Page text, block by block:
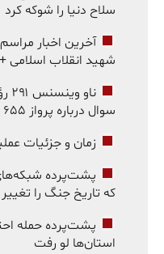
سلاح دنیا را شوکه کرد
آخرین اخبار
شهید انقلاب
سوال درباره پرواز ۶۵۵
زمان و جزئیات
پشت‌پرده
که تاریخ جنگ را
پشت‌پرده حمله
استان‌ها لو رفت